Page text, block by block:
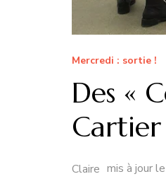
Mercredi : sortie !
Des «
Cartier
Claire mis à jour le